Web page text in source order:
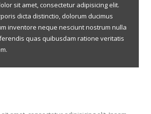
sit amet, consectetur adipisicing elit.
dicta distinctio, dolorum ducimus
inventore neque nesciunt nostrum nulla
quas quibusdam ratione veritatis